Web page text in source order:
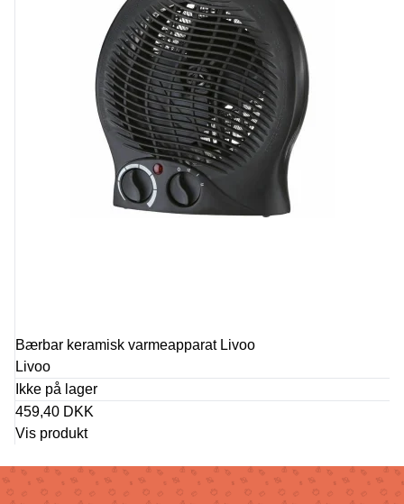
Bærbar keramisk varmeapparat Livoo
Livoo
Ikke på lager
459,40 DKK
Vis produkt